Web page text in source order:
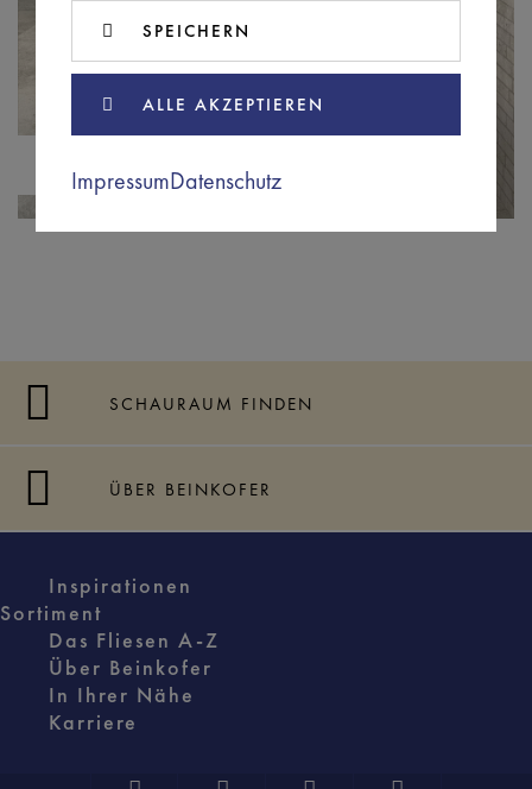
SCHAURAUM FINDEN
ÜBER BEINKOFER
Inspirationen
Sortiment
Das Fliesen A-Z
Über Beinkofer
In Ihrer Nähe
Karriere
SPEICHERN
ALLE AKZEPTIEREN
ImpressumDatenschutz